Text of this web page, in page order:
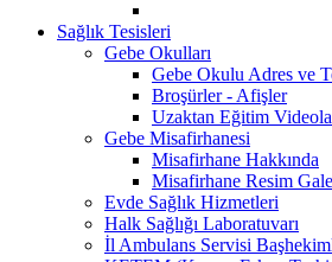
Sağlık Tesisleri
Gebe Okulları
Gebe Okulu Adres ve
Broşürler - Afişler
Uzaktan Eğitim
Gebe Misafirhanesi
Misafirhane Hakkında
Misafirhane Resim
Evde Sağlık Hizmetleri
Halk Sağlığı Laboratuvarı
İl Ambulans Servisi